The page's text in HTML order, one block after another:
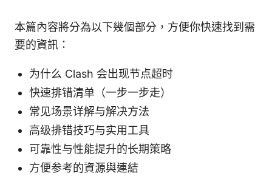
本篇內容將分為以下幾個部分，方便你快速找到需
要的資訊：
为什么 Clash 会出现节点超时
快速排错清单（一步一步走）
常见场景详解与解决方法
高级排错技巧与实用工具
可靠性与性能提升的长期策略
方便参考的資源與連結